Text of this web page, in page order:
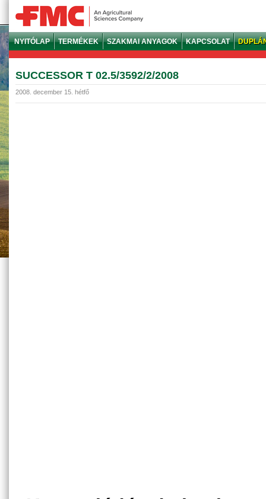
NYITÓLAP TERMÉKEK SZAKMAI ANYAGOK KAPCSOLAT
SUCCESSOR T 02.5/3592/2/2008
2008. december 15. hétfő